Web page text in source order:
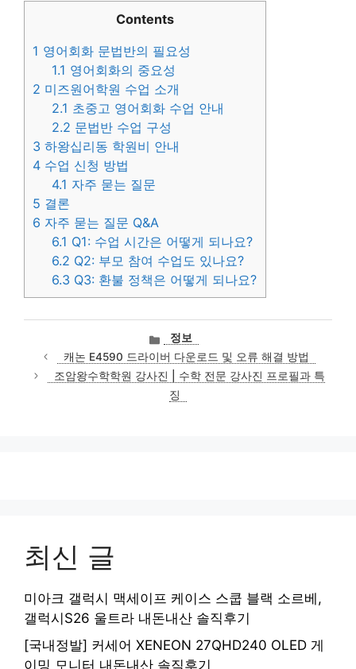
Contents
1 영어회화 문법반의 필요성
1.1 영어회화의 중요성
2 미즈원어학원 수업 소개
2.1 초중고 영어회화 수업 안내
2.2 문법반 수업 구성
3 하왕십리동 학원비 안내
4 수업 신청 방법
4.1 자주 묻는 질문
5 결론
6 자주 묻는 질문 Q&A
6.1 Q1: 수업 시간은 어떻게 되나요?
6.2 Q2: 부모 참여 수업도 있나요?
6.3 Q3: 환불 정책은 어떻게 되나요?
카
테
고
리
정보
캐논 E4590 드라이버 다운로드 및 오류 해결 방법
조암왕수학학원 강사진 | 수학 전문 강사진 프로필과 특
징
최신 글
미아크 갤럭시 맥세이프 케이스 스쿱 블랙 소르베,
갤럭시S26 울트라 내돈내산 솔직후기
[국내정발] 커세어 XENEON 27QHD240 OLED 게
이밍 모니터 내돈내산 솔직후기